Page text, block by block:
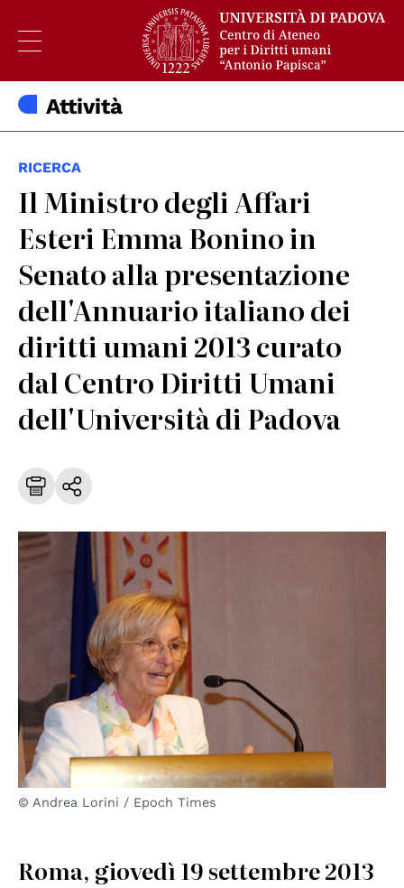
Attività
RICERCA
Il Ministro degli Affari
Esteri Emma Bonino in
Senato alla presentazione
dell'Annuario italiano dei
diritti umani 2013 curato
dal Centro Diritti Umani
dell'Università di Padova
© Andrea Lorini / Epoch Times
Roma, giovedì 19 settembre 2013